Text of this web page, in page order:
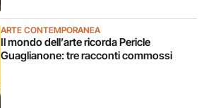
ARTE CONTEMPORANEA
Il mondo dell’arte ricorda Pericle
Guaglianone: tre racconti commossi